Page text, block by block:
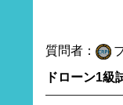
質問者：
ドローン1級